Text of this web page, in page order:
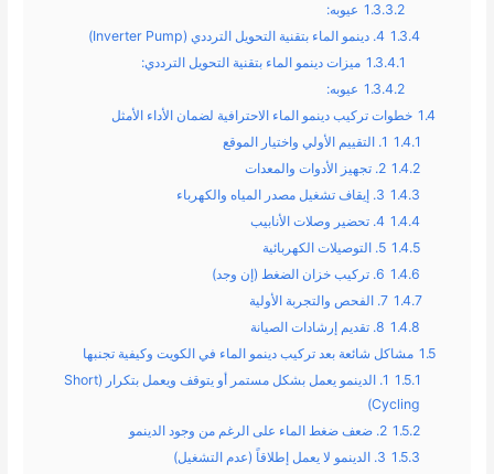
1.3.3.2 عيوبه:
1.3.4 4. دينمو الماء بتقنية التحويل الترددي (Inverter Pump)
1.3.4.1 ميزات دينمو الماء بتقنية التحويل الترددي:
1.3.4.2 عيوبه:
1.4 خطوات تركيب دينمو الماء الاحترافية لضمان الأداء الأمثل
1.4.1 1. التقييم الأولي واختيار الموقع
1.4.2 2. تجهيز الأدوات والمعدات
1.4.3 3. إيقاف تشغيل مصدر المياه والكهرباء
1.4.4 4. تحضير وصلات الأنابيب
1.4.5 5. التوصيلات الكهربائية
1.4.6 6. تركيب خزان الضغط (إن وجد)
1.4.7 7. الفحص والتجربة الأولية
1.4.8 8. تقديم إرشادات الصيانة
1.5 مشاكل شائعة بعد تركيب دينمو الماء في الكويت وكيفية تجنبها
1.5.1
1. الدينمو يعمل بشكل مستمر أو يتوقف ويعمل بتكرار (Short
Cycling)
1.5.2 2. ضعف ضغط الماء على الرغم من وجود الدينمو
1.5.3 3. الدينمو لا يعمل إطلاقاً (عدم التشغيل)